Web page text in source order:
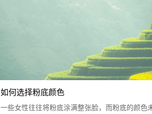
如何选择粉底颜色
一些女性往往将粉底涂满整张脸，而粉底的颜